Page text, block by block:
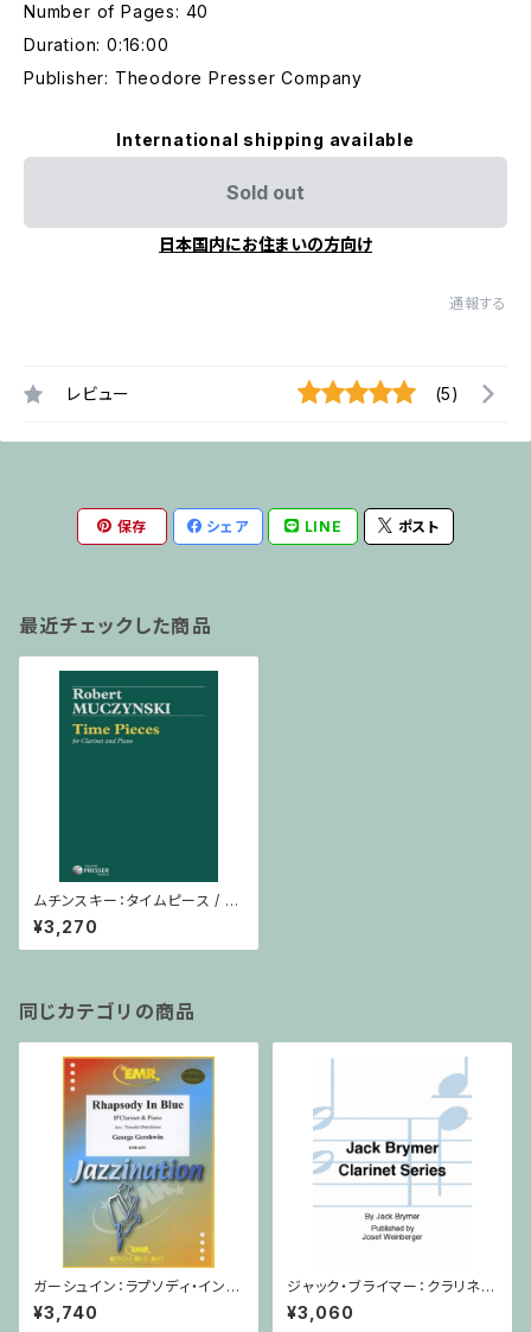
Number of Pages: 40
Duration: 0:16:00
Publisher: Theodore Presser Company
International shipping available
Sold out
日本国内にお住まいの方向け
通報する
レビュー (5)
保存 シェア LINE ポスト
最近チェックした商品
ムチンスキー：タイムピース / ク
ラリネット・ピアノ
¥3,270
同じカテゴリの商品
ガーシュイン：ラプソディ・イン・
ブルー/クラリネット・ピアノ
¥3,740
ジャック・ブライマー：クラリネッ
トシリーズBook1/クラリネット・
ピアノ
¥3,060